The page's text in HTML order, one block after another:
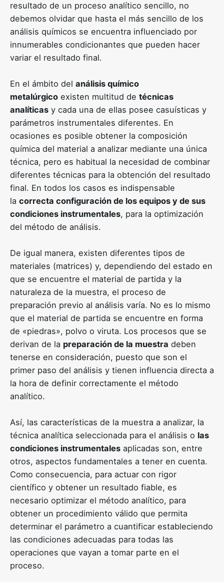
resultado de un proceso analítico sencillo, no
debemos olvidar que hasta el más sencillo de los
análisis químicos se encuentra influenciado por
innumerables condicionantes que pueden hacer
variar el resultado final.
En el ámbito del análisis químico
metalúrgico existen multitud de técnicas
analíticas y cada una de ellas posee casuísticas y
parámetros instrumentales diferentes. En
ocasiones es posible obtener la composición
química del material a analizar mediante una única
técnica, pero es habitual la necesidad de combinar
diferentes técnicas para la obtención del resultado
final. En todos los casos es indispensable
la correcta configuración de los equipos y de sus
condiciones instrumentales, para la optimización
del método de análisis.
De igual manera, existen diferentes tipos de
materiales (matrices) y, dependiendo del estado en
que se encuentre el material de partida y la
naturaleza de la muestra, el proceso de
preparación previo al análisis varía. No es lo mismo
que el material de partida se encuentre en forma
de «piedras», polvo o viruta. Los procesos que se
derivan de la preparación de la muestra deben
tenerse en consideración, puesto que son el
primer paso del análisis y tienen influencia directa a
la hora de definir correctamente el método
analítico.
Así, las características de la muestra a analizar, la
técnica analítica seleccionada para el análisis o las
condiciones instrumentales aplicadas son, entre
otros, aspectos fundamentales a tener en cuenta.
Como consecuencia, para actuar con rigor
científico y obtener un resultado fiable, es
necesario optimizar el método analítico, para
obtener un procedimiento válido que permita
determinar el parámetro a cuantificar estableciendo
las condiciones adecuadas para todas las
operaciones que vayan a tomar parte en el
proceso.